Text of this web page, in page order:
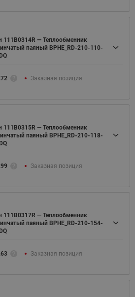
111B0314R — Теплообменник
паяный BPHE_RD-210-110-
Заказная позиция
111B0315R — Теплообменник
паяный BPHE_RD-210-118-
Заказная позиция
111B0317R — Теплообменник
паяный BPHE_RD-210-154-
Заказная позиция